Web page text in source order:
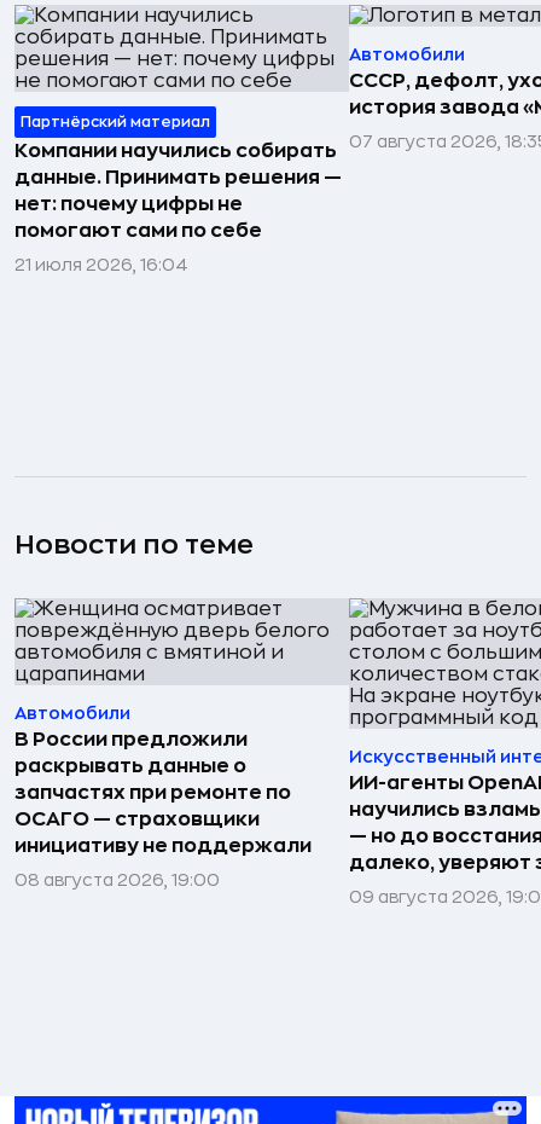
Партнёрский материал
Компании научились собирать
данные. Принимать решения —
нет: почему цифры не
помогают сами по себе
21 июля 2026, 16:04
Автомобили
СССР, дефолт,
история завода
07 августа 2026,
Новости по теме
Автомобили
В России предложили
раскрывать данные о
запчастях при ремонте по
ОСАГО — страховщики
инициативу не поддержали
08 августа 2026, 19:00
Искусственный
ИИ-агенты
научились
— но до
далеко, уверяют
09 августа 2026,